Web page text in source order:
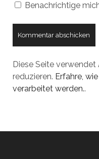
Benachrichtige
Diese Seite
reduzieren. Erfahre,
verarbeitet werden..